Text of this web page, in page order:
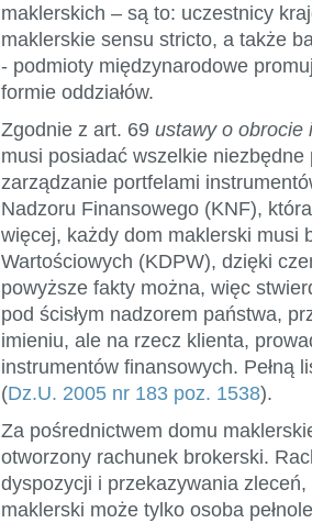
maklerskich – są to: uczestnicy
maklerskie sensu stricto, a także
- podmioty międzynarodowe
formie oddziałów.
Zgodnie z art. 69 ustawy o obrocie
musi posiadać wszelkie
zarządzanie portfelami
Nadzoru Finansowego (KNF),
więcej, każdy dom maklerski musi
Wartościowych (KDPW), dzięki
powyższe fakty można, więc
pod ścisłym nadzorem państwa,
imieniu, ale na rzecz klienta,
instrumentów finansowych. Pełną
(Dz.U. 2005 nr 183 poz. 1538).
Za pośrednictwem domu
otworzony rachunek brokerski.
dyspozycji i przekazywania
maklerski może tylko osoba